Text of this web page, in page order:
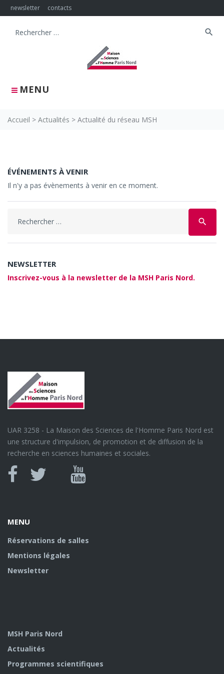
Skip
to
newsletter contacts
MENU
Search
search
Accueil > Actualités > Actualité du réseau MSH
du
réseau
MSH
ÉVÉNEMENTS À VENIR
Il n'y a pas évènements à venir en ce moment.
search
NEWSLETTER
Inscrivez-vous à la newsletter de la MSH Paris Nord.
UAR 3258 - La Maison des Sciences de l'Homme Paris Nord est
une structure d'impulsion, de promotion et de diffusion de la
recherche en sciences humaines et sociales.
Canal
MENU
Réservations de salles
Mentions légales
Newsletter
MSH Paris Nord
Actualités
Programmes scientifiques